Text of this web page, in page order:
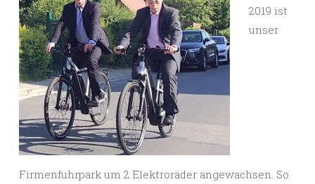
2019 ist
unser
Firmenfuhrpark um 2 Elektroräder angewachsen. So